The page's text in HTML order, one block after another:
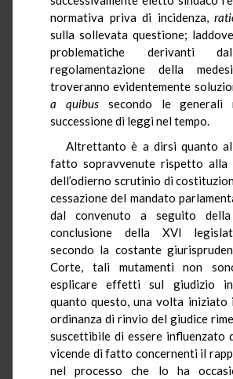
normativa priva di incidenza,
sulla sollevata questione;
problematiche derivanti
regolamentazione della
troveranno evidentemente
a quibus secondo le generali
successione di leggi nel tempo.
Altrettanto è a dirsi quanto
fatto sopravvenute rispetto alla
dell’odierno scrutinio di
cessazione del mandato
dal convenuto a seguito della
conclusione della XVI
secondo la costante
Corte, tali mutamenti non
esplicare effetti sul giudizio
quanto questo, una volta iniziato
ordinanza di rinvio del giudice
suscettibile di essere influenzato
vicende di fatto concernenti il
nel processo che lo ha